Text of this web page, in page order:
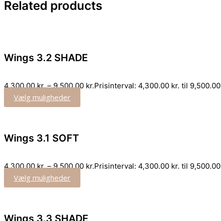
Related products
Wings 3.2 SHADE
4,300.00kr. – 9,500.00 kr.Prisinterval: 4,300.00 kr. til
Vælg muligheder
Wings 3.1 SOFT
4,300.00kr. – 9,500.00 kr.Prisinterval: 4,300.00 kr. til
Vælg muligheder
Wings 3.3 SHADE